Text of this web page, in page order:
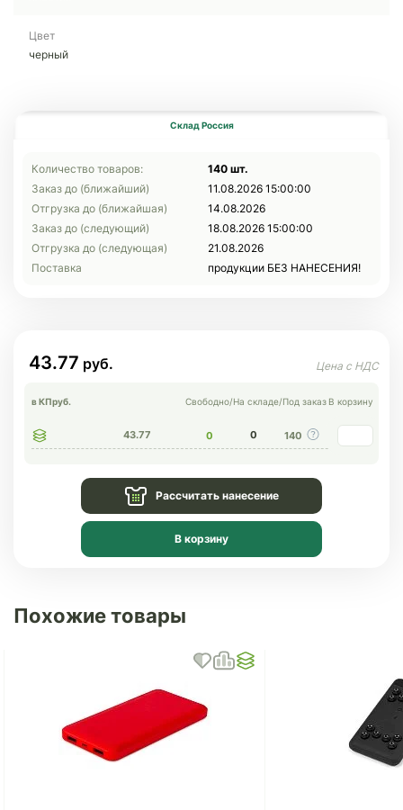
Цвет
черный
Склад Россия
Количество товаров:
140 шт.
Заказ до (ближайший)
11.08.2026 15:00:00
Отгрузка до (ближайшая)
14.08.2026
Заказ до (следующий)
18.08.2026 15:00:00
Отгрузка до (следующая)
21.08.2026
Поставка
продукции БЕЗ НАНЕСЕНИЯ!
43.77
в КПруб. Свободно/На складе/Под заказ В корзину
43.77 0 0 140
Рассчитать нанесение
В корзину
Похожие товары